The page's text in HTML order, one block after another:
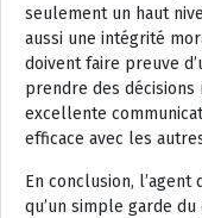
seulement un haut
aussi une intégrité
doivent faire preuve
prendre des décisions
excellente
efficace avec les
En conclusion,
qu’un simple garde